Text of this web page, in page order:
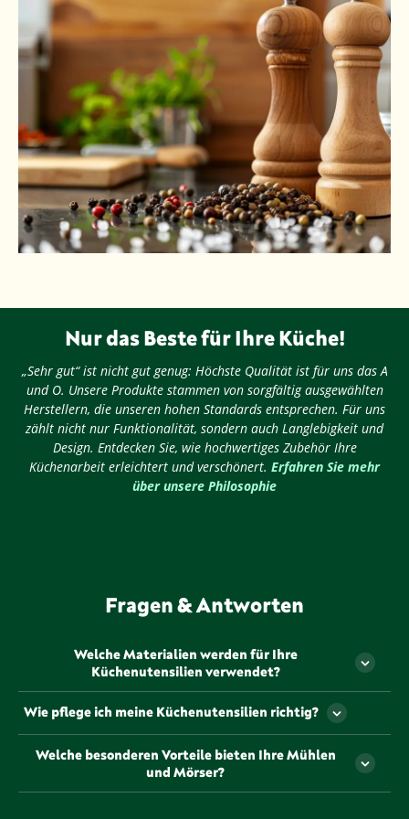
Nur das Beste für Ihre Küche!
„Sehr gut“ ist nicht gut genug: Höchste Qualität ist für uns das A
und O. Unsere Produkte stammen von sorgfältig ausgewählten
Herstellern, die unseren hohen Standards entsprechen. Für uns
zählt nicht nur Funktionalität, sondern auch Langlebigkeit und
Design. Entdecken Sie, wie hochwertiges Zubehör Ihre
Küchenarbeit erleichtert und verschönert. Erfahren Sie mehr
über unsere Philosophie
Fragen & Antworten
Welche Materialien werden für Ihre
Küchenutensilien verwendet?
Unsere Küchenutensilien werden aus hochwertigen,
langlebigen Materialien gefertigt, die sorgfältig
ausgewählt wurden, um Ihnen ein optimales
Kocherlebnis zu bieten. Von robustem Edelstahl bis
hin zu elegantem Glas – wir achten darauf, dass
jedes Material sowohl funktional als auch ästhetisch
Wie pflege ich meine Küchenutensilien richtig?
jeweiligen Material ab. In der Regel sollten sie nach
Gebrauch mit warmem Wasser und einem milden
Welche besonderen Vorteile bieten Ihre Mühlen
und Mörser?